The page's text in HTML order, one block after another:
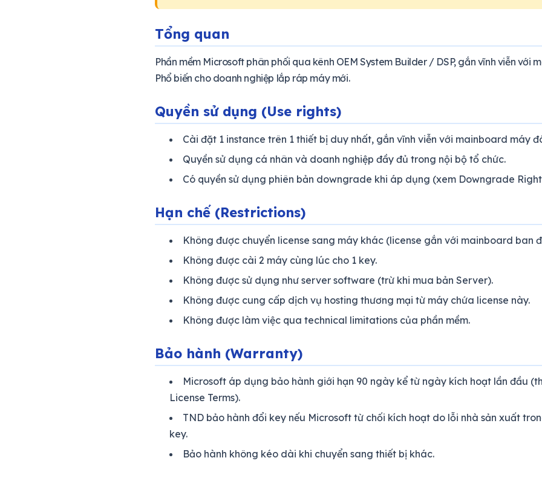
Tổng quan
Phần mềm Microsoft phân phối qua kênh OEM System Builder / DSP, gắn vĩnh viễn với
Phổ biến cho doanh nghiệp lắp ráp máy mới.
Quyền sử dụng (Use rights)
Cài đặt 1 instance trên 1 thiết bị duy nhất, gắn vĩnh viễn với mainboard máy
Quyền sử dụng cá nhân và doanh nghiệp đầy đủ trong nội bộ tổ chức.
Có quyền sử dụng phiên bản downgrade khi áp dụng (xem Downgrade
Hạn chế (Restrictions)
Không được chuyển license sang máy khác (license gắn với mainboard ban
Không được cài 2 máy cùng lúc cho 1 key.
Không được sử dụng như server software (trừ khi mua bản Server).
Không được cung cấp dịch vụ hosting thương mại từ máy chứa license này.
Không được làm việc qua technical limitations của phần mềm.
Bảo hành (Warranty)
Microsoft áp dụng bảo hành giới hạn 90 ngày kể từ ngày kích hoạt lần đầu
License Terms).
TND bảo hành đổi key nếu Microsoft từ chối kích hoạt do lỗi nhà sản xuất
key.
Bảo hành không kéo dài khi chuyển sang thiết bị khác.